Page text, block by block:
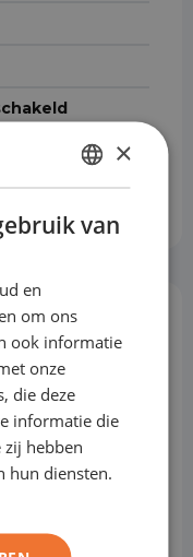
(47)
DUTCH
ENGLISH
×
van
en
om ons
ook informatie
onze
die deze
informatie die
hebben
hun diensten.